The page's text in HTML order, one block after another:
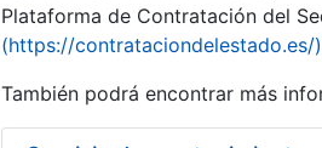
Mostrar/Ocultar
Plataforma de Contratación del
(https://contrataciondelestado.es/)
También podrá encontrar más